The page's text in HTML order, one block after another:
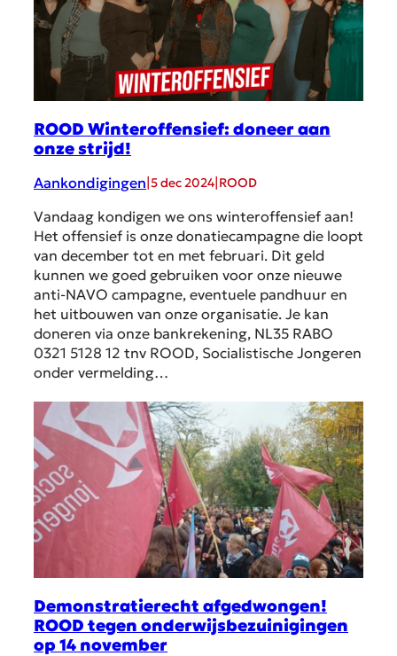
ROOD Winteroffensief: doneer aan
onze strijd!
Aankondigingen 5 dec 2024 ROOD
Vandaag kondigen we ons winteroffensief aan!
Het offensief is onze donatiecampagne die loopt
van december tot en met februari. Dit geld
kunnen we goed gebruiken voor onze nieuwe
anti-NAVO campagne, eventuele pandhuur en
het uitbouwen van onze organisatie. Je kan
doneren via onze bankrekening, NL35 RABO
0321 5128 12 tnv ROOD, Socialistische Jongeren
onder vermelding…
Demonstratierecht afgedwongen!
ROOD tegen onderwijsbezuinigingen
op 14 november